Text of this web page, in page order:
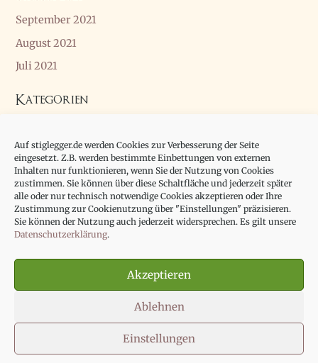
Auf stiglegger.de werden Cookies zur Verbesserung der Seite
eingesetzt. Z.B. werden bestimmte Einbettungen von externen
Inhalten nur funktionieren, wenn Sie der Nutzung von Cookies
zustimmen. Sie können über diese Schaltfläche und jederzeit später
alle oder nur technisch notwendige Cookies akzeptieren oder Ihre
Zustimmung zur Cookienutzung über "Einstellungen" präzisieren.
Sie können der Nutzung auch jederzeit widersprechen. Es gilt unsere
Datenschutzerklärung.
Akzeptieren
Ablehnen
Einstellungen
September 2021
August 2021
Juli 2021
Kategorien
Essay
Datenschutzerklärung
Cookie-Richtlinie (EU)
Copyright © 2026
Prof. Dr. Marcus Stiglegger